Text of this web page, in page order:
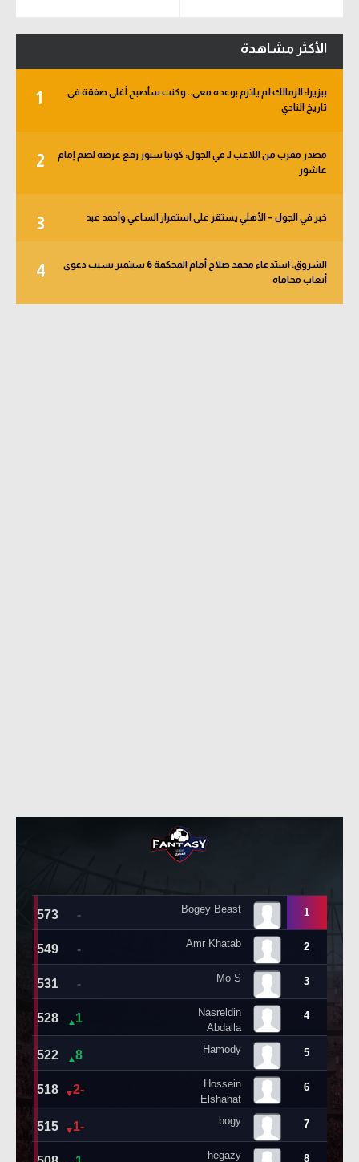
الأكثر مشاهدة
1
بيزيرا: الزمالك لم يلتزم بوعده معي.. وكنت سأصبح أغلى صفقة في
تاريخ النادي
2
مصدر مقرب من اللاعب لـ في الجول: كونيا سبور رفع عرضه لضم إمام
عاشور
3 خبر في الجول – الأهلي يستقر على استمرار الساعي وأحمد عيد
4
الشروق: استدعاء محمد صلاح أمام المحكمة 6 سبتمبر بسبب دعوى
أتعاب محاماة